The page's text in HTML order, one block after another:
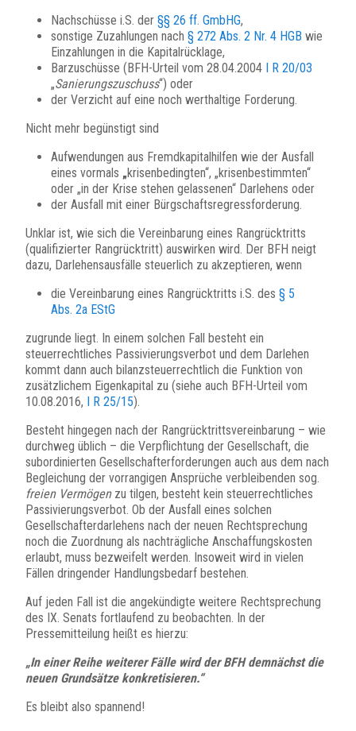
Nachschüsse i.S. der §§ 26 ff. GmbHG,
sonstige Zuzahlungen nach § 272 Abs. 2 Nr. 4 HGB wie
Einzahlungen in die Kapitalrücklage,
Barzuschüsse (BFH-Urteil vom 28.04.2004 I R 20/03
„Sanierungszuschuss“) oder
der Verzicht auf eine noch werthaltige Forderung.
Nicht mehr begünstigt sind
Aufwendungen aus Fremdkapitalhilfen wie der Ausfall
eines vormals „krisenbedingten“, „krisenbestimmten“
oder „in der Krise stehen gelassenen“ Darlehens oder
der Ausfall mit einer Bürgschaftsregressforderung.
Unklar ist, wie sich die Vereinbarung eines Rangrücktritts
(qualifizierter Rangrücktritt) auswirken wird. Der BFH neigt
dazu, Darlehensausfälle steuerlich zu akzeptieren, wenn
die Vereinbarung eines Rangrücktritts i.S. des § 5
Abs. 2a EStG
zugrunde liegt. In einem solchen Fall besteht ein
steuerrechtliches Passivierungsverbot und dem Darlehen
kommt dann auch bilanzsteuerrechtlich die Funktion von
zusätzlichem Eigenkapital zu (siehe auch BFH-Urteil vom
10.08.2016, I R 25/15).
Besteht hingegen nach der Rangrücktrittsvereinbarung – wie
durchweg üblich – die Verpflichtung der Gesellschaft, die
subordinierten Gesellschafterforderungen auch aus dem nach
Begleichung der vorrangigen Ansprüche verbleibenden sog.
freien Vermögenzu tilgen, besteht kein steuerrechtliches
Passivierungsverbot. Ob der Ausfall eines solchen
Gesellschafterdarlehens nach der neuen Rechtsprechung
noch die Zuordnung als nachträgliche Anschaffungskosten
erlaubt, muss bezweifelt werden. Insoweit wird in vielen
Fällen dringender Handlungsbedarf bestehen.
Auf jeden Fall ist die angekündigte weitere Rechtsprechung
des IX. Senats fortlaufend zu beobachten. In der
Pressemitteilung heißt es hierzu:
„In einer Reihe weiterer Fälle wird der BFH demnächst die
neuen Grundsätze konkretisieren.“
Es bleibt also spannend!